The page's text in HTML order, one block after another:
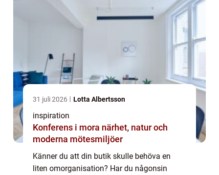
31 juli 2026 Lotta Albertsson
inspiration
Konferens i mora närhet, natur och
moderna mötesmiljöer
Känner du att din butik skulle behöva en
liten omorganisation? Har du någonsin